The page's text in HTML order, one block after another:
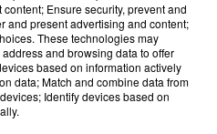
au secours d'un porc à
Ensure security, prevent and
and present advertising and content;
These technologies may
and browsing data to offer
based on information actively
data; Match and combine data from
Identify devices based on